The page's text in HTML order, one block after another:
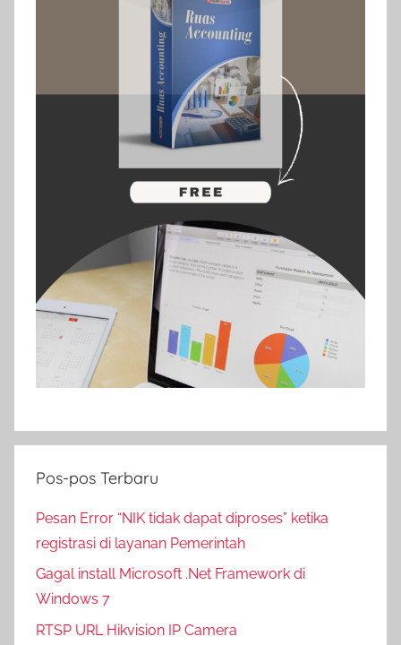
Pos-pos Terbaru
Pesan Error “NIK tidak dapat diproses” ketika
registrasi di layanan Pemerintah
Gagal install Microsoft .Net Framework di
Windows 7
RTSP URL Hikvision IP Camera